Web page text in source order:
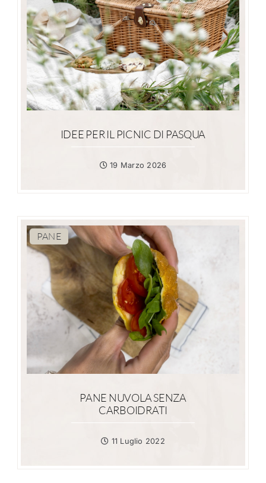
IDEE PER IL PICNIC DI PASQUA
19 Marzo 2026
PANE
PANE NUVOLA SENZA
CARBOIDRATI
11 Luglio 2022